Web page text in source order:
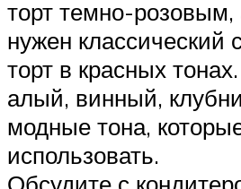
торт темно-
нужен классический
торт в красных
алый, винный,
модные тона,
использовать.
Обсудите с